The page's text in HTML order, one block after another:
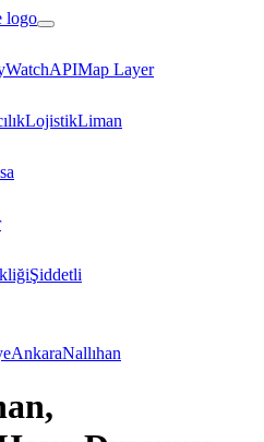
APIMap Layer
LojistikLiman
Şiddetli
AnkaraNallıhan